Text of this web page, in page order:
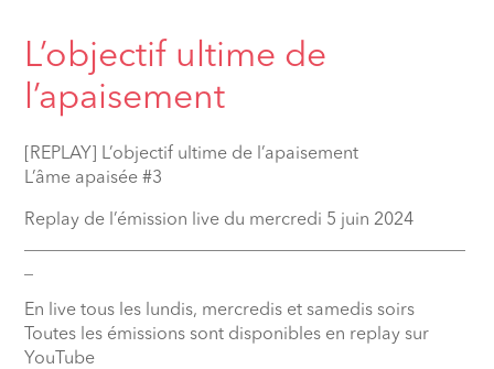
L’objectif ultime de
l’apaisement
[REPLAY] L’objectif ultime de l’apaisement
L’âme apaisée #3
Replay de l’émission live du mercredi 5 juin 2024
En live tous les lundis, mercredis et samedis soirs
Toutes les émissions sont disponibles en replay sur
YouTube